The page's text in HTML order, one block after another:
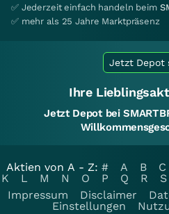
✅ Jederzeit einfach handeln beim
✅ mehr als 25 Jahre Marktpräsenz
Jetzt Depot
Ihre
Jetzt Depot bei
Aktien von A - Z: # A B C
K
L M N O P Q R S
Impressum
Disclaimer
Einstellungen